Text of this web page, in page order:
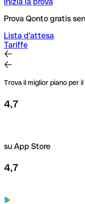
Prova Qonto gratis
Lista d'attesa
Tariffe
Trova il miglior piano per
4,7
su App Store
4,7